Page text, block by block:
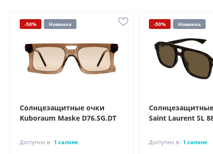
-50% Новинка
Солнцезащитные очки
Kuboraum Maske D76.SG.DT
Доступно в 1 салоне
-50% Новинка
Saint Laurent SL
Доступно в 1 салоне